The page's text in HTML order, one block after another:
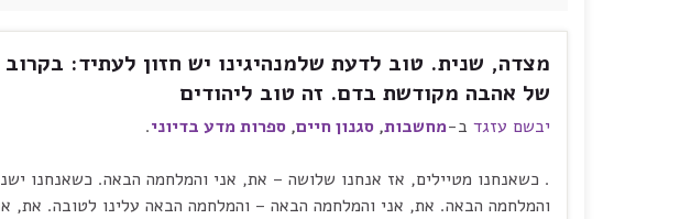
מצדה, שנית. טוב לדעת שלמנהיגינו יש חזון לעתיד: בקרוב
של אהבה מקודשת בדם. זה טוב ליהודים
יבשם עזגד ב-מחשבות, סגנון חיים, ספרות מדע בדיוני.
. כשאנחנו מטיילים, אז אנחנו שלושה – את, אני והמלחמה הבאה. כשאנחנו
והמלחמה הבאה. את, אני והמלחמה הבאה – והמלחמה הבאה עלינו לטובה. את,